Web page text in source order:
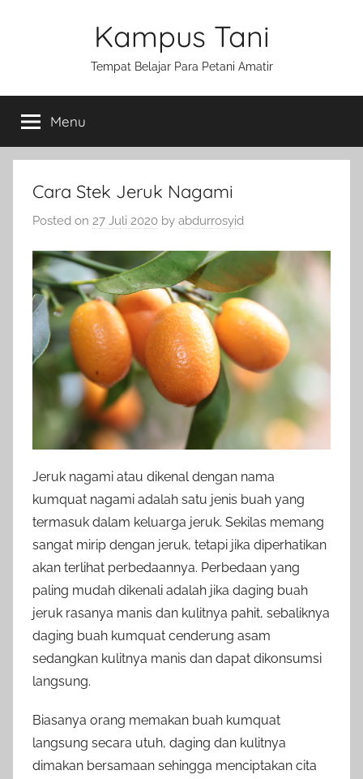
Kampus Tani
Tempat Belajar Para Petani Amatir
Menu
Cara Stek Jeruk Nagami
Posted on 27 Juli 2020 by abdurrosyid
Jeruk nagami atau dikenal dengan nama
kumquat nagami adalah satu jenis buah yang
termasuk dalam keluarga jeruk. Sekilas memang
sangat mirip dengan jeruk, tetapi jika diperhatikan
akan terlihat perbedaannya. Perbedaan yang
paling mudah dikenali adalah jika daging buah
jeruk rasanya manis dan kulitnya pahit, sebaliknya
daging buah kumquat cenderung asam
sedangkan kulitnya manis dan dapat dikonsumsi
langsung.
Biasanya orang memakan buah kumquat
langsung secara utuh, daging dan kulitnya
dimakan bersamaan sehingga menciptakan cita